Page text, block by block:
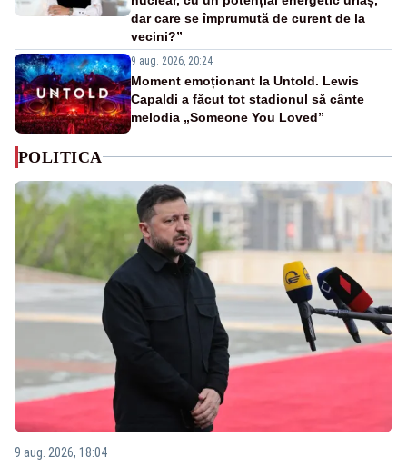
dar care se împrumută de curent de la
vecini?”
9 aug. 2026, 20:24
Moment emoționant la Untold. Lewis
Capaldi a făcut tot stadionul să cânte
melodia „Someone You Loved”
POLITICA
9 aug. 2026, 18:04